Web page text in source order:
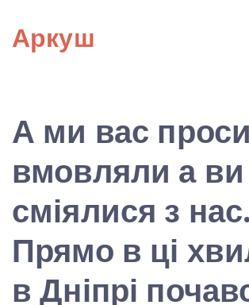
content
Аркуш
А ми вас
вмовляли а ви
сміялися з
Прямо в ці
в Дніпрі